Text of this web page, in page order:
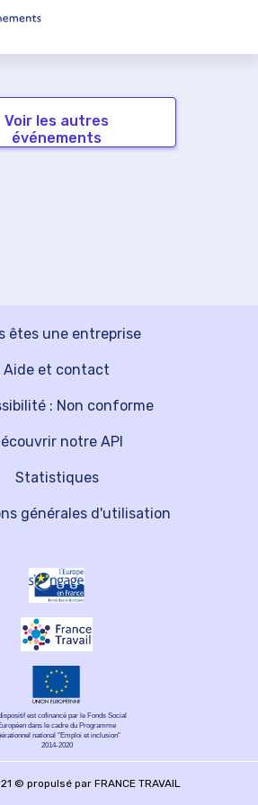
Voir les autres
événements
êtes une entreprise
notre API
Aide et contact
Statistiques
: Non conforme
générales d'utilisation
est cofinancé par le Fonds Social
dans le cadre du Programme
national "Emploi et inclusion"
2014-2020
© propulsé par FRANCE TRAVAIL